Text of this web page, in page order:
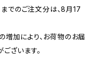
でのご注文分は、8月17
加により、お荷物のお届
ざいます。